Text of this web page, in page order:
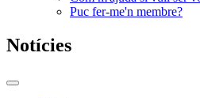
Puc fer-me'n membre?
Notícies
Commutador